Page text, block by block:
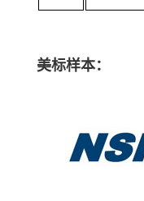
美标样本：